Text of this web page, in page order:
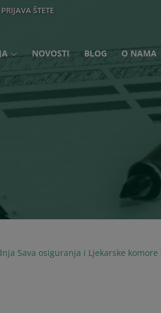
PRIJAVA ŠTETE
NOVOSTI BLOG O NAMA
Sava osiguranja i Ljekarske komore